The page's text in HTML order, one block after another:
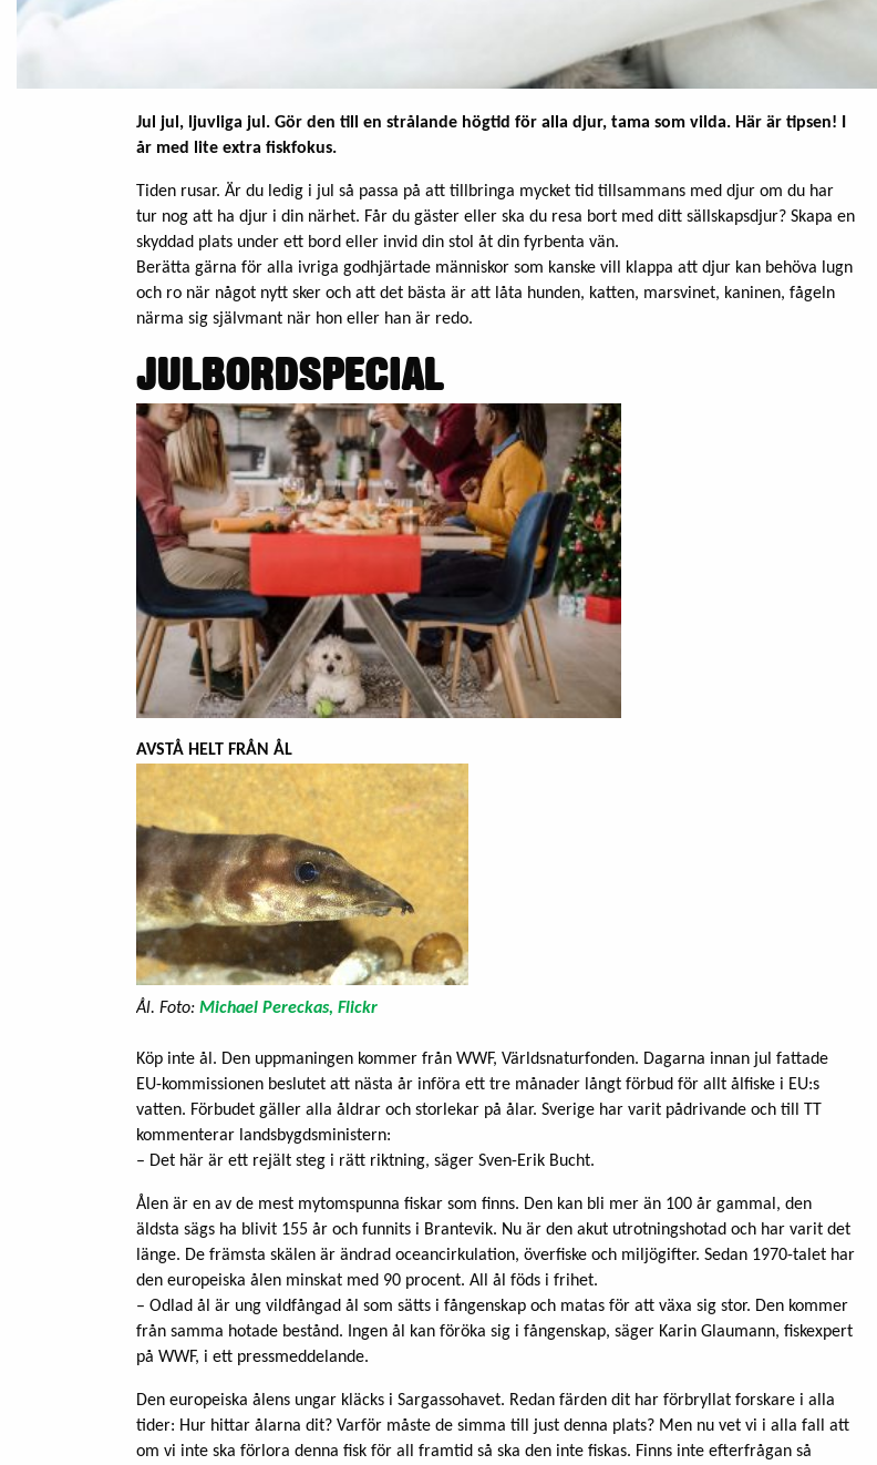
Jul jul, ljuvliga jul. Gör den till en strålande högtid för alla djur, tama som vilda. Här är tipsen! I
år med lite extra fiskfokus.
Tiden rusar. Är du ledig i jul så passa på att tillbringa mycket tid tillsammans med djur om du har
tur nog att ha djur i din närhet. Får du gäster eller ska du resa bort med ditt sällskapsdjur? Skapa en
skyddad plats under ett bord eller invid din stol åt din fyrbenta vän.
Berätta gärna för alla ivriga godhjärtade människor som kanske vill klappa att djur kan behöva lugn
och ro när något nytt sker och att det bästa är att låta hunden, katten, marsvinet, kaninen, fågeln
närma sig självmant när hon eller han är redo.
JULBORDSPECIAL
AVSTÅ HELT FRÅN ÅL
Ål. Foto: Michael Pereckas, Flickr
Köp inte ål. Den uppmaningen kommer från WWF, Världsnaturfonden. Dagarna innan jul fattade
EU-kommissionen beslutet att nästa år införa ett tre månader långt förbud för allt ålfiske i EU:s
vatten. Förbudet gäller alla åldrar och storlekar på ålar. Sverige har varit pådrivande och till TT
kommenterar landsbygdsministern:
– Det här är ett rejält steg i rätt riktning, säger Sven-Erik Bucht.
Ålen är en av de mest mytomspunna fiskar som finns. Den kan bli mer än 100 år gammal, den
äldsta sägs ha blivit 155 år och funnits i Brantevik. Nu är den akut utrotningshotad och har varit det
länge. De främsta skälen är ändrad oceancirkulation, överfiske och miljögifter. Sedan 1970-talet har
den europeiska ålen minskat med 90 procent. All ål föds i frihet.
– Odlad ål är ung vildfångad ål som sätts i fångenskap och matas för att växa sig stor. Den kommer
från samma hotade bestånd. Ingen ål kan föröka sig i fångenskap, säger Karin Glaumann, fiskexpert
på WWF, i ett pressmeddelande.
Den europeiska ålens ungar kläcks i Sargassohavet. Redan färden dit har förbryllat forskare i alla
tider: Hur hittar ålarna dit? Varför måste de simma till just denna plats? Men nu vet vi i alla fall att
om vi inte ska förlora denna fisk för all framtid så ska den inte fiskas. Finns inte efterfrågan så